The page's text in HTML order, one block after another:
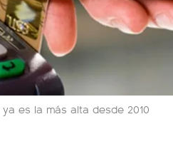
es la más alta desde 2010